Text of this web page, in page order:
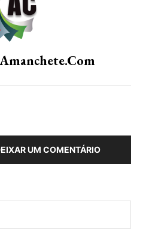
UM COMENTÁRIO